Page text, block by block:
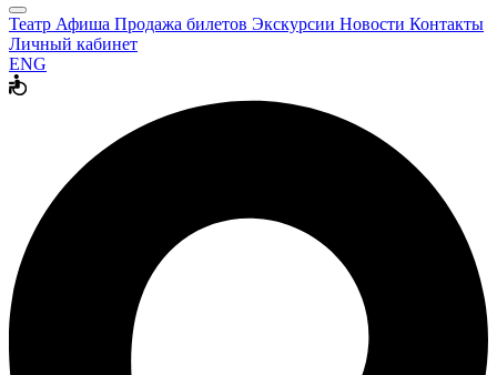
Театр Афиша Продажа билетов Экскурсии Новости Контакты
Личный кабинет
ENG